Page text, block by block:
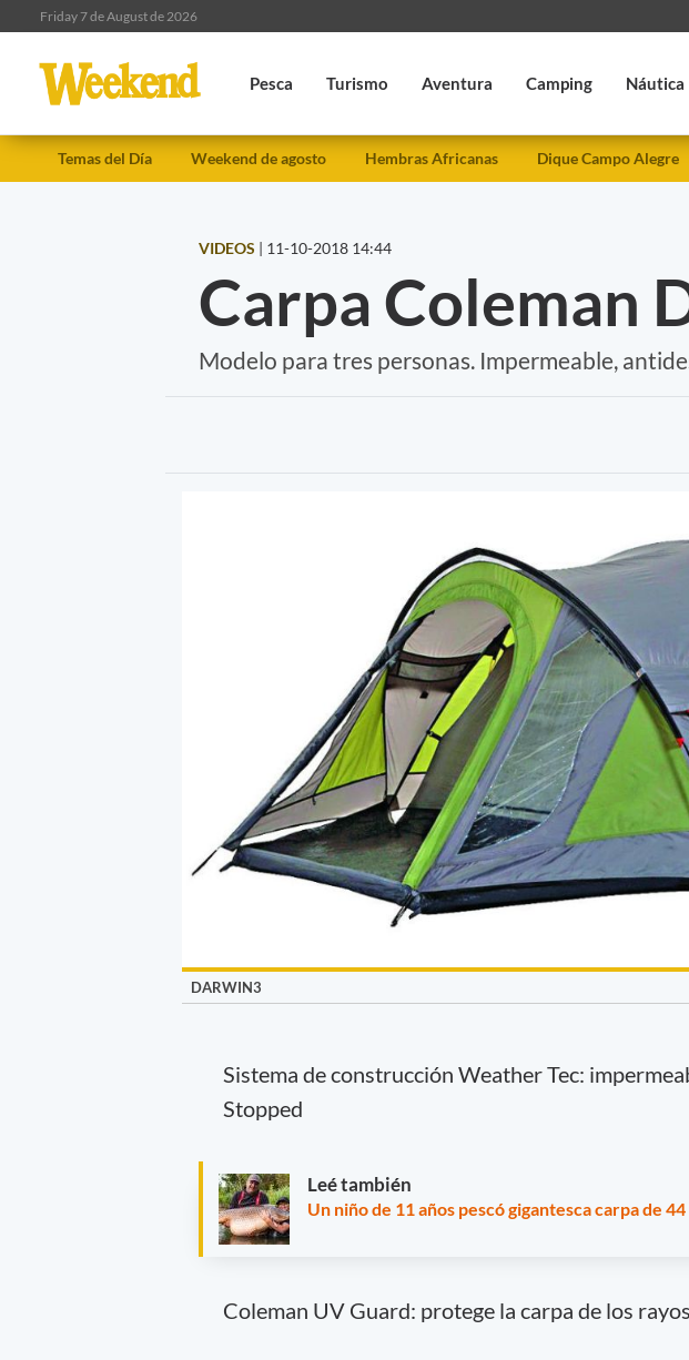
Friday 7 de August de 2026
Pesca Turismo Aventura Camping Náutica
Temas del Día Weekend de agosto Hembras Africanas Dique Campo Alegre
VIDEOS | 11-10-2018 14:44
Carpa Coleman
Modelo para tres personas. Impermeable,
DARWIN3
Sistema de construcción Weather Tec:
Stopped
Leé también
Un niño de 11 años pescó gigantesca carpa de 44
Coleman UV Guard: protege la carpa de los